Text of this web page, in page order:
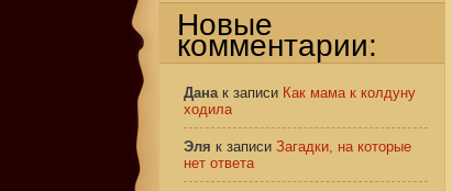
Новые
комментарии:
Данак записи Как мама к колдуну
ходила
Эля к записи Загадки, на которые
нет ответа